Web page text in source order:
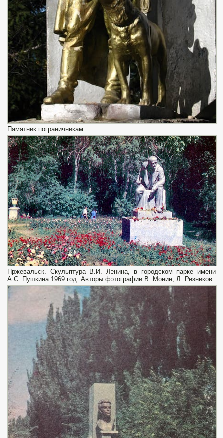
Памятник пограничникам.
Пржевальск. Скульптура В.И. Ленина, в городском парке имени
А.С. Пушкина 1969 год. Авторы фотографии В. Монин, Л. Резников.